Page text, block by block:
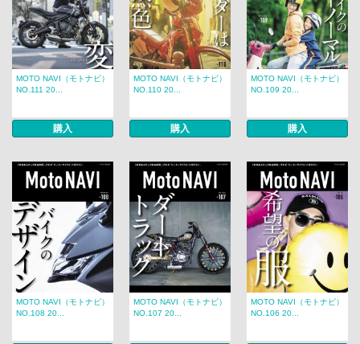
MOTO NAVI（モトナビ）
NO.111 20...
購入
MOTO NAVI（モトナビ）
NO.110 20...
購入
MOTO NAVI（モトナビ）
NO.109 20...
購入
MOTO NAVI（モトナビ）
NO.108 20...
MOTO NAVI（モトナビ）
NO.107 20...
MOTO NAVI（モトナビ）
NO.106 20...